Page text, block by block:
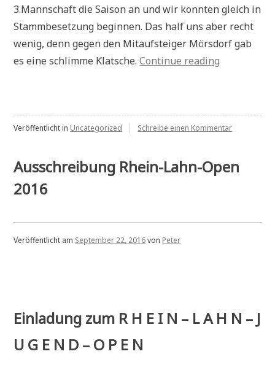
3.Mannschaft die Saison an und wir konnten gleich in
Stammbesetzung beginnen. Das half uns aber recht
wenig, denn gegen den Mitaufsteiger Mörsdorf gab
es eine schlimme Klatsche.Continue reading
Veröffentlicht in Uncategorized Schreibe einen Kommentarzu
Ausschreibung Rhein-Lahn-Open
2016
Veröffentlicht am September 22, 2016von Peter
Einladung zum R H E I N – L A H N – J
U G E N D – O P E N